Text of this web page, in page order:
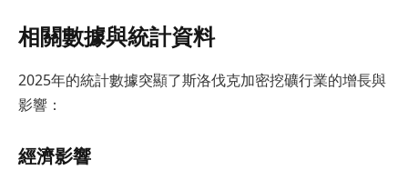
相關數據與統計資料
2025年的統計數據突顯了斯洛伐克加密挖礦行業的增長與
影響：
經濟影響